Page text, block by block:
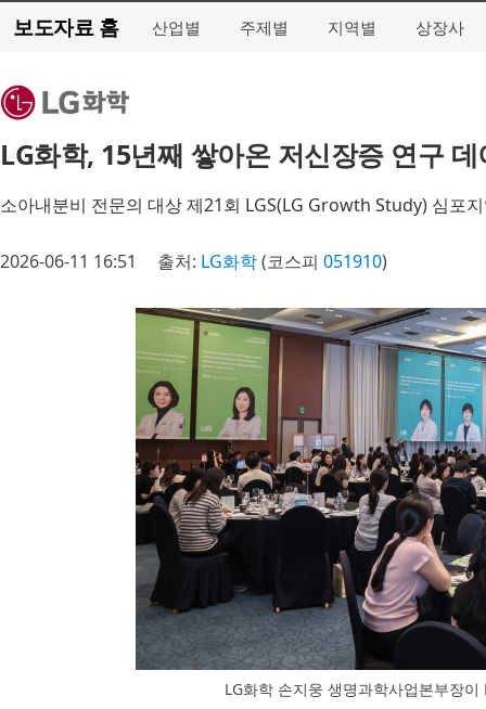
보도자료 홈 산업별 주제별 지역별 상장사
LG화학, 15년째 쌓아온 저신장증 연구
소아내분비 전문의 대상 제21회 LGS(LG Growth Study) 심포
2026-06-11 16:51 출처: LG화학(코스피 051910)
LG화학 손지웅 생명과학사업본부장